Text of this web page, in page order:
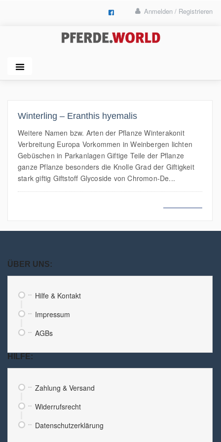
Anmelden / Registrieren
Winterling – Eranthis hyemalis
Weitere Namen bzw. Arten der Pflanze Winterakonit
Verbreitung Europa Vorkommen in Weinbergen lichten
Gebüschen in Parkanlagen Giftige Teile der Pflanze
ganze Pflanze besonders die Knolle Grad der Giftigkeit
stark giftig Giftstoff Glycoside von Chromon-De...
ÜBER UNS:
Hilfe & Kontakt
Impressum
AGBs
HILFE:
Zahlung & Versand
Widerrufsrecht
Datenschutzerklärung